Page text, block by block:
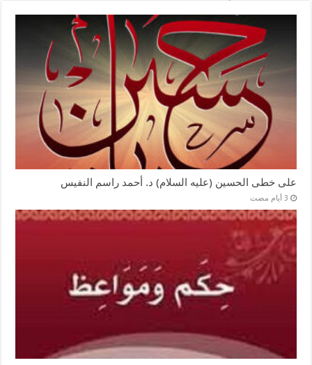
على خطى الحسين (عليه السلام) د. أحمد راسم النفيس